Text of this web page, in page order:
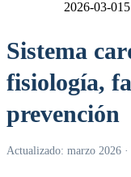
2026-03-01
Sistema
fisiología,
prevención
Actualizado: marzo 2026